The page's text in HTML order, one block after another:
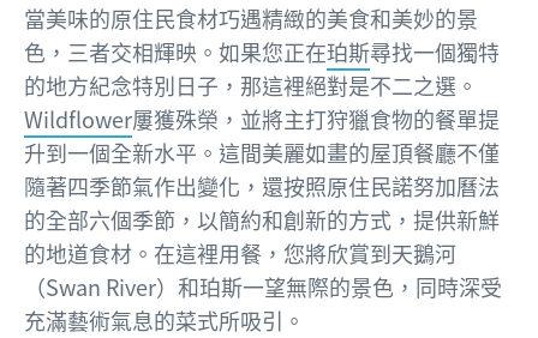
當美味的原住民食材巧遇精緻的美食和美妙的景
色，三者交相輝映。如果您正在珀斯尋找一個獨特
的地方紀念特別日子，那這裡絕對是不二之選。
Wildflower屢獲殊榮，並將主打狩獵食物的餐單提
升到一個全新水平。這間美麗如畫的屋頂餐廳不僅
隨著四季節氣作出變化，還按照原住民諾努加曆法
的全部六個季節，以簡約和創新的方式，提供新鮮
的地道食材。在這裡用餐，您將欣賞到天鵝河
（Swan River）和珀斯一望無際的景色，同時深受
充滿藝術氣息的菜式所吸引。